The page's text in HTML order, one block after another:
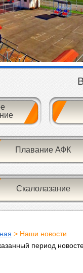
Плавание АФК
Скалолазание
> Наши новости
период